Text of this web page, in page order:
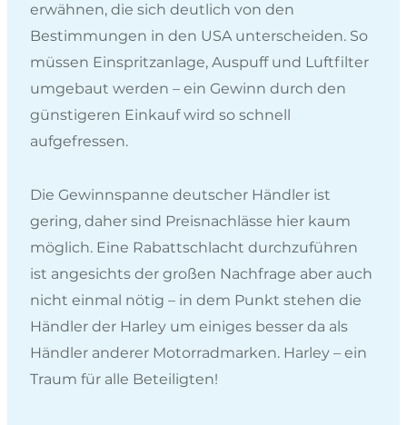
erwähnen, die sich deutlich von den
Bestimmungen in den USA unterscheiden. So
müssen Einspritzanlage, Auspuff und Luftfilter
umgebaut werden – ein Gewinn durch den
günstigeren Einkauf wird so schnell
aufgefressen.
Die Gewinnspanne deutscher Händler ist
gering, daher sind Preisnachlässe hier kaum
möglich. Eine Rabattschlacht durchzuführen
ist angesichts der großen Nachfrage aber auch
nicht einmal nötig – in dem Punkt stehen die
Händler der Harley um einiges besser da als
Händler anderer Motorradmarken. Harley – ein
Traum für alle Beteiligten!